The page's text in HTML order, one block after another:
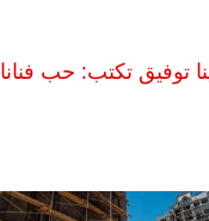
توفيق تكتب: حب